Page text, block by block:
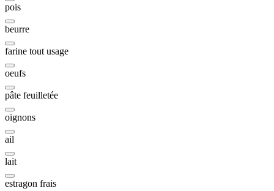
pois
beurre
farine tout usage
oeufs
pâte feuilletée
oignons
ail
lait
estragon frais